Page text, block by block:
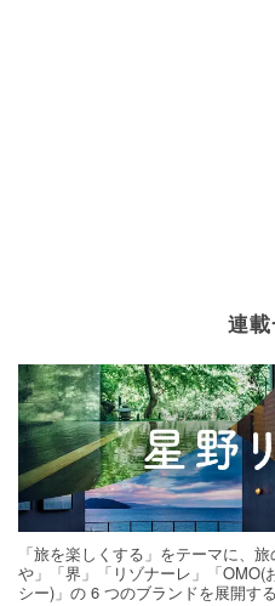
連
「旅を楽しくする」をテーマに、
や」「界」「リゾナーレ」「OMO(
シー)」の 6 つのブランドを展開す